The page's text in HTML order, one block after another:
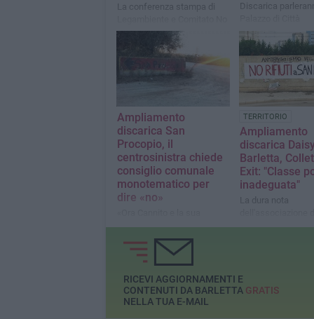
La conferenza stampa di
Discarica a Palazzo di Città
Discarica
Ampliamento
discarica San
Procopio, il
centrosinistra chiede
consiglio comunale
monotematico per
dire «no»
Amministrazione dimostrino
di fare sul serio»
TERRITORIO
Ampliamento
discarica
Barletta,
Exit: "Classe
inadeguata"
La dura nota
dell'associazione
parere favorevole
RICEVI AGGIORNAMENTI E
CONTENUTI DA BARLETTA GRATIS
NELLA TUA E-MAIL